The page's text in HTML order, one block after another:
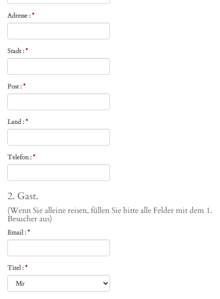
Adresse :*
Stadt :*
Post :*
Land :*
Telefon :*
2. Gast.
(Wenn Sie alleine reisen, füllen Sie bitte alle Felder mit dem 1.
Besucher aus)
Email :*
Titel :*